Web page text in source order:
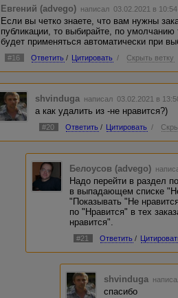
Евгений (advego) написал 03.02.2021 в
Если вы четко знаете, что вам нужны
публикации, то выбирайте, по
будет применяться автоматически при
#16 Ответить / Цитировать / Скрыть ветку
shvinduga написал 03.02.2021 в
а как удалить из -не нравится?)
#20 Ответить / Цитировать /
Белоусов (advego)
Надо перейти в раздел
в выпадающем списке
"Показывать "Не
по "Нравится" в тех
нравится".
#21 Ответить /
shvinduga
спасибо